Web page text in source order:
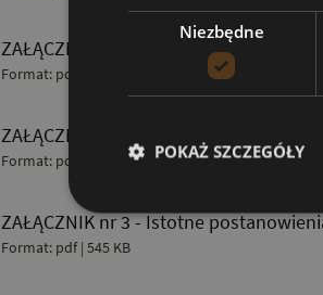
ZAŁĄCZNIK nr 1.4. Projekt
Format: pdf | 8 MB
ZAŁĄCZNIK nr 2 - Przedmiar robót
Format: pdf | 469 KB
ZAŁĄCZNIK nr 3 - Istotne
Format: pdf | 545 KB
Niezbędne
POKAŻ SZCZEGÓŁY